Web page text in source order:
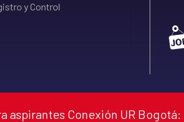
y Control
aspirantes Conexión UR Bogotá: